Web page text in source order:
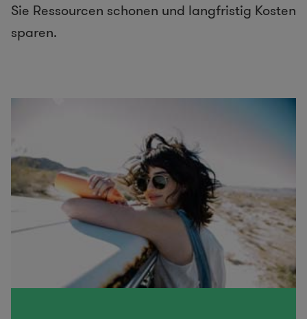
Sie Ressourcen schonen und langfristig Kosten
sparen.